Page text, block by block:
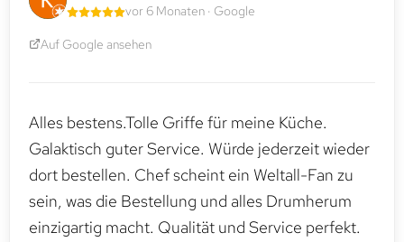
vor 6 Monaten · Google
Auf Google ansehen
Alles bestens.Tolle Griffe für meine Küche.
Galaktisch guter Service. Würde jederzeit wieder
dort bestellen. Chef scheint ein Weltall-Fan zu
sein, was die Bestellung und alles Drumherum
einzigartig macht. Qualität und Service perfekt.